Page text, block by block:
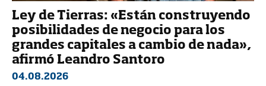
Ley de Tierras: «Están construyendo
posibilidades de negocio para los
grandes capitales a cambio de nada»,
afirmó Leandro Santoro
04.08.2026